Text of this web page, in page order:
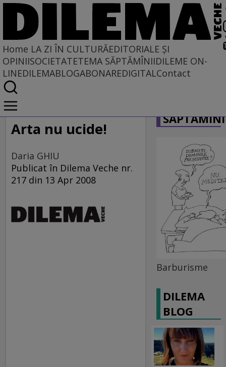
Home LA ZI ÎN CULTURĂEDITORIALE ȘI
OPINIISOCIETATETEMA SĂPTĂMÎNIIDILEME ON-
LINEDILEMABLOGABONAREDIGITALContact
Home
La zi în cultură
Arta nu ucide!
Daria GHIU
Publicat în Dilema Veche nr.
217 din 13 Apr 2008
Barburisme
DILEMA
BLOG